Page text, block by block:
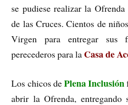
se pudiese realizar la
de las Cruces. Cientos de
Virgen para entregar sus
perecederos para la Casa de
Los chicos dePlena Inclusión
abrir la Ofrenda,